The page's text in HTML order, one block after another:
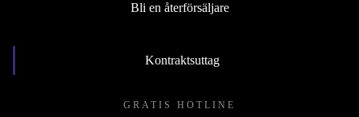
Bli en återförsäljare
Kontraktsuttag
GRATIS HOTLINE